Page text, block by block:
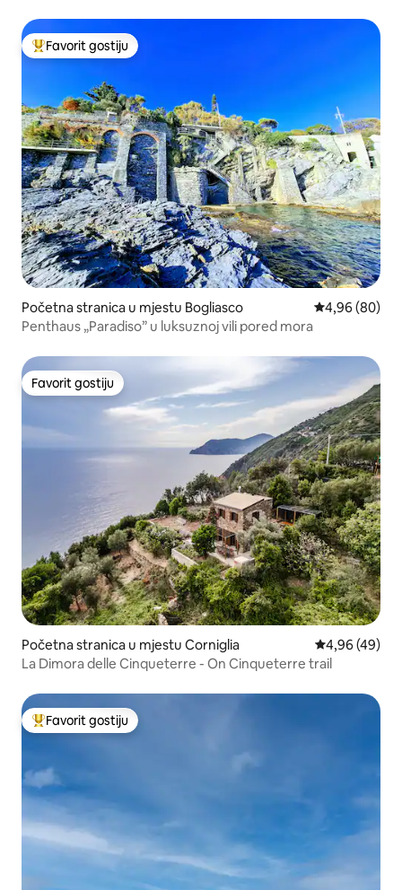
Glavni favorit gostiju
Favorit gostiju
Početna stranica u mjestu Bogliasco prosječna
4,96 (80)
Penthaus „Paradiso” u luksuznoj vili pored mora
Favorit gostiju
Favorit gostiju
Početna stranica u mjestu Corniglia prosječna
4,96 (49)
La Dimora delle Cinqueterre - On Cinqueterre trail
Glavni favorit gostiju
Favorit gostiju